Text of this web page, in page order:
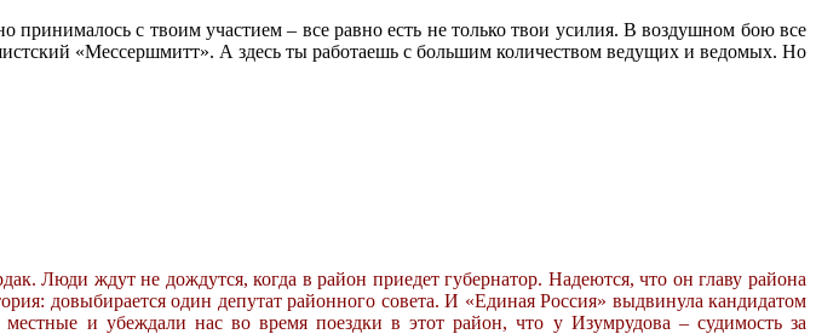
с твоим участием – все равно есть не только твои усилия. В воздушном бою все
«Мессершмитт». А здесь ты работаешь с большим количеством ведущих и ведомых. Но
Люди ждут не дождутся, когда в район приедет губернатор. Надеются, что он главу района
довыбирается один депутат районного совета. И «Единая Россия» выдвинула кандидатом
и убеждали нас во время поездки в этот район, что у Изумрудова – судимость за